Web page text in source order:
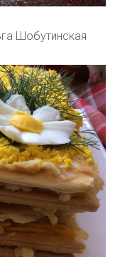
Шобутинская